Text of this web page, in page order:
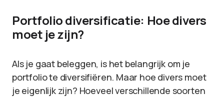
Portfolio diversificatie: Hoe divers
moet je zijn?
Als je gaat beleggen, is het belangrijk om je
portfolio te diversifiëren. Maar hoe divers moet
je eigenlijk zijn? Hoeveel verschillende soorten